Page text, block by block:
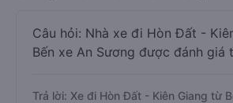
Câu hỏi: Nhà xe đi Hòn Đất -
Bến xe An Sương được đánh giá
Trả lời: Xe đi Hòn Đất - Kiên Giang từ